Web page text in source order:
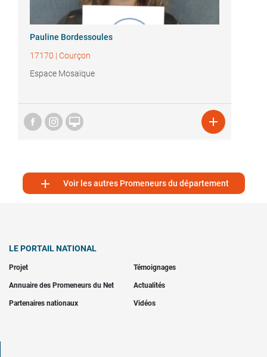
Pauline Bordessoules
17170 | Courçon
Espace Mosaïque
 
 Voir les autres Promeneurs du département
LE PORTAIL NATIONAL
Projet Témoignages
Annuaire des Promeneurs du Net Actualités
Partenaires nationaux Vidéos